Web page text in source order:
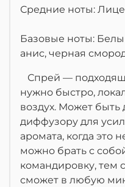
Средние ноты:
Базовые ноты:
анис, черная
Спрей —
нужно быстро,
воздух. Может
диффузору для
аромата, когда это
можно брать с
командировку,
сможет в любую